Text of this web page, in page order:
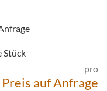
Stück
pro
Preis auf Anfrage